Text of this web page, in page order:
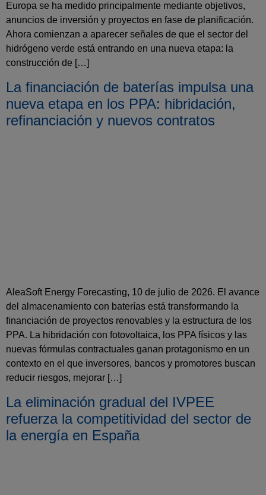
Europa se ha medido principalmente mediante objetivos,
anuncios de inversión y proyectos en fase de planificación.
Ahora comienzan a aparecer señales de que el sector del
hidrógeno verde está entrando en una nueva etapa: la
construcción de […]
La financiación de baterías impulsa una
nueva etapa en los PPA: hibridación,
refinanciación y nuevos contratos
AleaSoft Energy Forecasting, 10 de julio de 2026. El avance
del almacenamiento con baterías está transformando la
financiación de proyectos renovables y la estructura de los
PPA. La hibridación con fotovoltaica, los PPA físicos y las
nuevas fórmulas contractuales ganan protagonismo en un
contexto en el que inversores, bancos y promotores buscan
reducir riesgos, mejorar […]
La eliminación gradual del IVPEE
refuerza la competitividad del sector de
la energía en España